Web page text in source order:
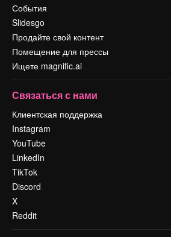
События
Slidesgo
Продайте свой контент
Помещение для прессы
Ищете magnific.ai
Связаться с нами
Клиентская поддержка
Instagram
YouTube
LinkedIn
TikTok
Discord
X
Reddit